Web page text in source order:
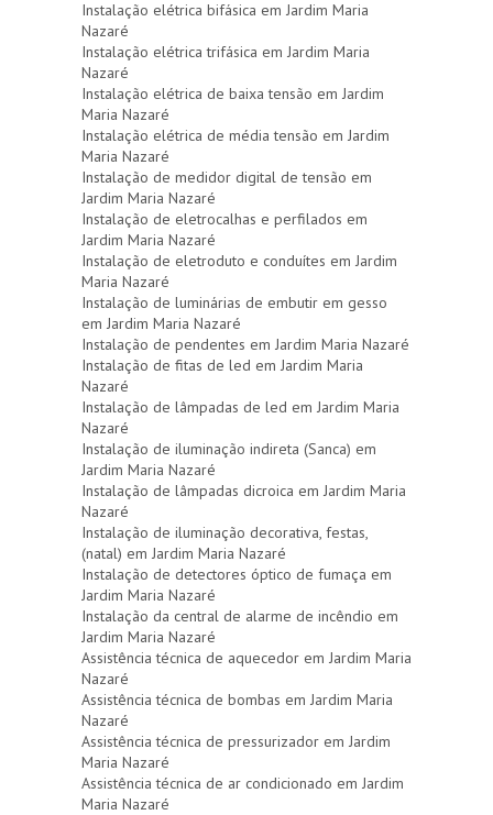
Instalação elétrica bifásica em Jardim Maria
Nazaré
Instalação elétrica trifásica em Jardim Maria
Nazaré
Instalação elétrica de baixa tensão em Jardim
Maria Nazaré
Instalação elétrica de média tensão em Jardim
Maria Nazaré
Instalação de medidor digital de tensão em
Jardim Maria Nazaré
Instalação de eletrocalhas e perfilados em
Jardim Maria Nazaré
Instalação de eletroduto e conduítes em Jardim
Maria Nazaré
Instalação de luminárias de embutir em gesso
em Jardim Maria Nazaré
Instalação de pendentes em Jardim Maria Nazaré
Instalação de fitas de led em Jardim Maria
Nazaré
Instalação de lâmpadas de led em Jardim Maria
Nazaré
Instalação de iluminação indireta (Sanca) em
Jardim Maria Nazaré
Instalação de lâmpadas dicroica em Jardim Maria
Nazaré
Instalação de iluminação decorativa, festas,
(natal) em Jardim Maria Nazaré
Instalação de detectores óptico de fumaça em
Jardim Maria Nazaré
Instalação da central de alarme de incêndio em
Jardim Maria Nazaré
Assistência técnica de aquecedor em Jardim Maria
Nazaré
Assistência técnica de bombas em Jardim Maria
Nazaré
Assistência técnica de pressurizador em Jardim
Maria Nazaré
Assistência técnica de ar condicionado em Jardim
Maria Nazaré